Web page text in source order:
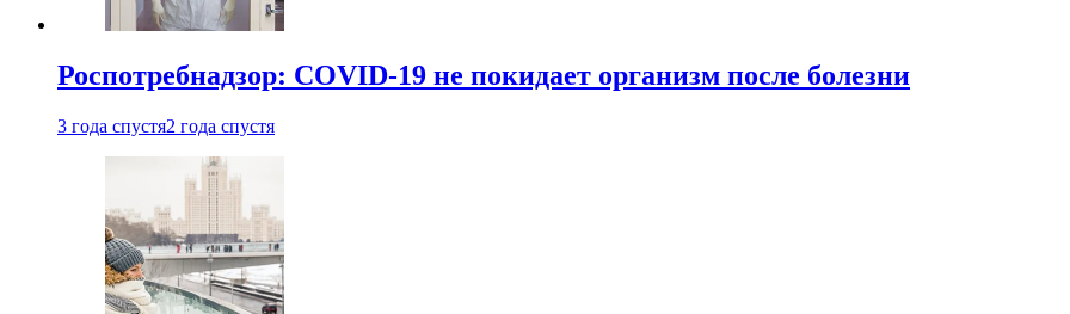
Роспотребнадзор: COVID-19 не покидает организм после болезни
3 года спустя2 года спустя